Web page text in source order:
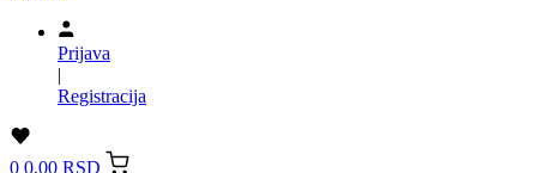
Prijava
|
Registracija
0 0,00 RSD